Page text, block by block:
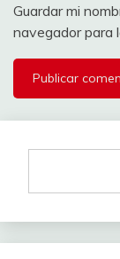
Guardar mi
navegador para